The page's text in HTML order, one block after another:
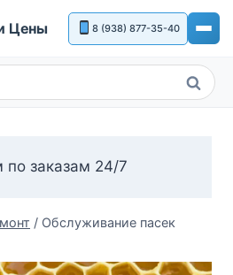
Цены 8 (938) 877-35-40
Поиск
по заказам 24/7
/ Обслуживание пасек